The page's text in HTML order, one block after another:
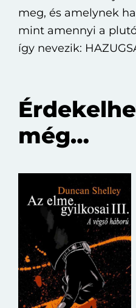
meg, és amelynek
mint amennyi a
így nevezik:
még…